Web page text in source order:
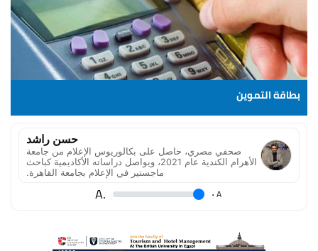
بطاقة التموين
حسن راشد
صحفي مصري، حاصل على بكالوريوس الإعلام من جامعة
الأهرام الكندية عام 2021، ويواصل دراساته الأكاديمية كباحث
ماجستير في الإعلام بجامعة القاهرة.
A
.
.A